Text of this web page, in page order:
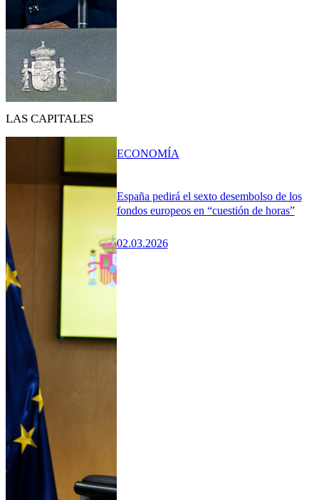
LAS CAPITALES
España pedirá el sexto desembolso de los
fondos europeos en “cuestión de horas”
02.03.2026
ECONOMÍA